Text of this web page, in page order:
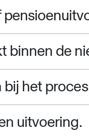
binnen de
het
uitvoering.